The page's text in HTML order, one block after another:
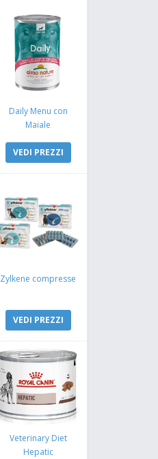
Daily Menu con
Maiale
VEDI PREZZI
Zylkene compresse
VEDI PREZZI
Veterinary Diet
Hepatic